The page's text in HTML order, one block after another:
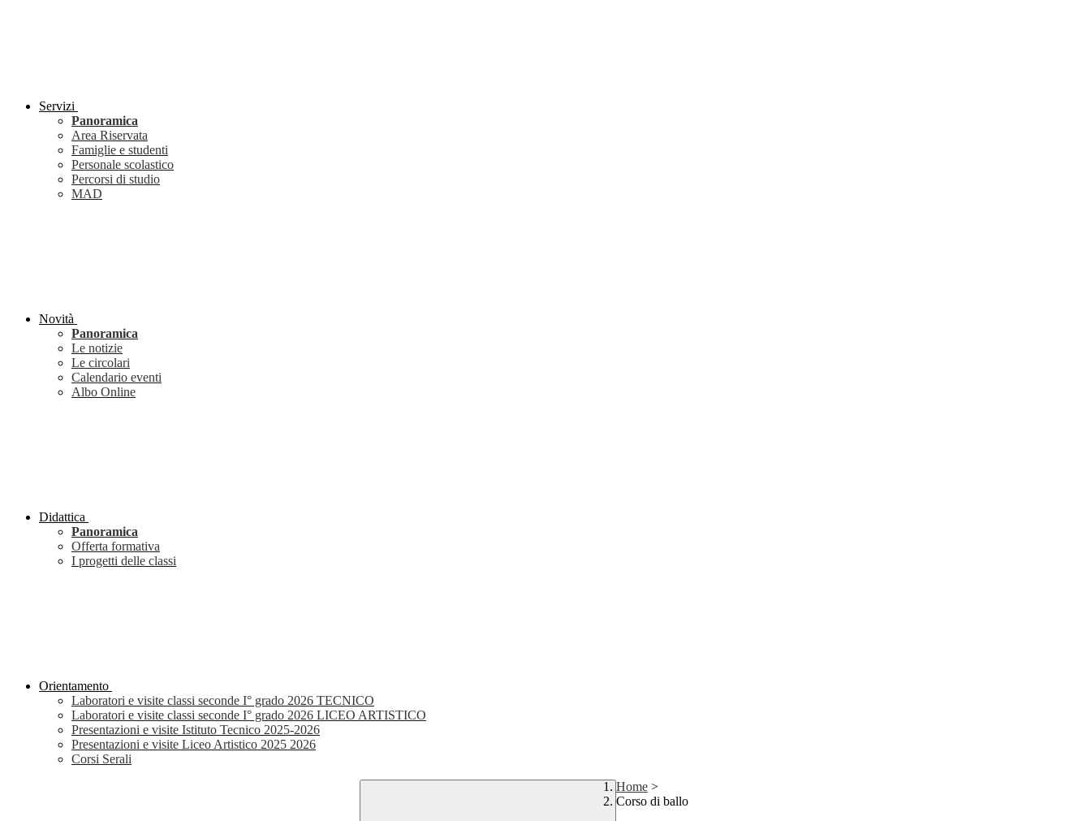
Servizi
Panoramica
Area Riservata
Famiglie e studenti
Personale scolastico
Percorsi di studio
MAD
Novità
Panoramica
Le notizie
Le circolari
Calendario eventi
Albo Online
Didattica
Panoramica
Offerta formativa
I progetti delle classi
Orientamento
Laboratori e visite classi seconde I° grado 2026 TECNICO
Laboratori e visite classi seconde I° grado 2026 LICEO ARTISTICO
Presentazioni e visite Istituto Tecnico 2025-2026
Presentazioni e visite Liceo Artistico 2025 2026
Corsi Serali
Home >
Corso di ballo